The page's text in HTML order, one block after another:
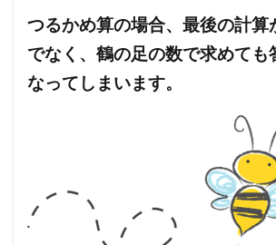
つるかめ算の場合、最後の計算
でなく、鶴の足の数で求めても
なってしまいます。